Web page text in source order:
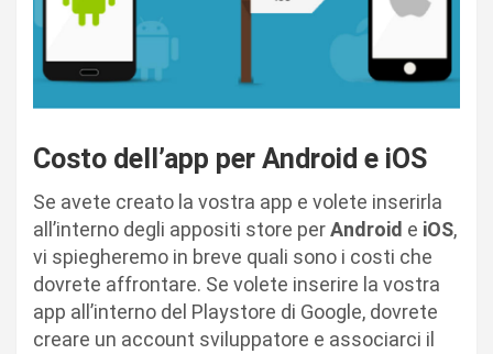
Costo dell’app per Android e iOS
Se avete creato la vostra app e volete inserirla
all’interno degli appositi store perAndroid e iOS,
vi spiegheremo in breve quali sono i costi che
dovrete affrontare. Se volete inserire la vostra
app all’interno del Playstore di Google, dovrete
creare un account sviluppatore e associarci il